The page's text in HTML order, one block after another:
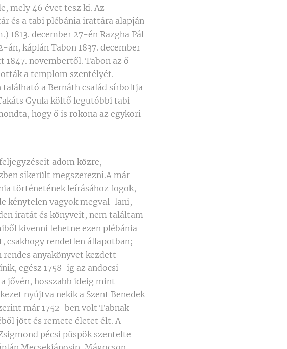
mely 46 évet tesz ki. Az
és a tabi plébánia irattára alapján
1813. december 27-én Razgha Pál
án, káplán Tabon 1837. december
novembertől. Tabon az ő
a templom szentélyét.
a Bernáth család sírboltja
Gyula költő legutóbbi tabi
hogy ő is rokona az egykori
szól arról, hogy ó' építtette az elemi iskolát a hívek áldozatkészségével. Valószínűleg erre utal egy előbbi adat és a már említett gyűjtés: "1851 -ben pedig midőn az alábbi tökéletesen elromlott oskola ház helyett új készölt volna, az egész mesteri (tanítói), s oskola házra megkívánható minden néven nevezendő fát adni szíves volt Méltóságos gróf Hadikné, született Festetics Borbála asszonyság, egyik a jótevők közül, ki az 1832. évben Tabra tévén özvegyi jószágára lakását. Adjon az Isten több ily pártfogót az Egyháznak és plébániáinak".Beszámol természeti jelenségről is:"1858. szeptember hónap elejétől egész október közepéig az úgynevezett Donáti üstökös csillag látszott az égen este nyugaton, sugarai (farkai) - üstöké - északnak voltak fordulva, hajnal felé pedig kelet felé látszott jönni és üstöké nyugatnak volt fordulva. Igen gyönyörű csillag, mint a csillagászok mondják, üstöké 1.400.000 mérföld, s azt állítják, hogy 2001, azaz kettőezeregy esztendő alatt teszi útját, s látható volt utoljára Nagy Sándor idejében; boldog Isten, kik látják ismét őtet?! Déli nyugatnak vette útját és eltűnt."Az 1862. évben saját, személyes megpróbáltatásait írja le: "Ezen év reám nézve nagy szerencsétlenséget hozott, mert kiraboltattam. Ugyanis március 1 7-én, a nágocsi vásárból, hová elmentem, megjővén, miután udvaromban körülnéztem, szobámba menvén a pandúrok őrmesterét vendégül kaptam, ki is utasítást kérvén, hogy azon keresztényeket, kik a zsidó táncmulatságba mennek, rendeletem szerint, csakugyan ne engedje-e táncolni? Én rendeletemhez szigorúan ragaszkodván, azon utasítással bocsájtám el, hogy semmi szín alatt sem engedtetik meg a keresztényeknek a tánc ilyen böjti napokban. Ki közülők ezt tenni akarná, illedelmesen szólítsa a szándékátóli elállásra, tőlem a rendelt helyére eltávozott. Távozta után vacsorára hívattam, s amint ebédlőmben szokott helyemhez értem és imádságom az estebédhez kezdeni akartam, két fegyveres rablótól megtámadtat-:am, megköttettem, s előbb fegyveremtől, aztán pénzemtől megfoszattam. A templom ládájának sem irgalmaztak, mert azt is kirabolták s elvittek belőle 49 forint 94 krajcárt, úgy Szent Flórián kőszobrának pénzét 21 forint 8 krajcárt. Aztán lovaim tulajdon kocsimba befogták és eltávoztak.Lovaimat egészen lesántulva s alig rájuk ismerve megkaptam augusztus 4-én.Jól mondják, hogy a szerencsétlenség és baj nem szokott maga járni. így volt nálam is, mert július 23-án ismét a lehető legnagyobb szerencsétlenség ért abban, hogy káplánom, tisztelendő Török János magát agyonlőtte. Ezen ténynek oka volt búskóros (melankolikus) természete, minél fogva, amint orvosok is bizonyítják, ilyesmit tőle várni lehetett. Jó pap volt és hivatalát szerető, csakhogy szegén